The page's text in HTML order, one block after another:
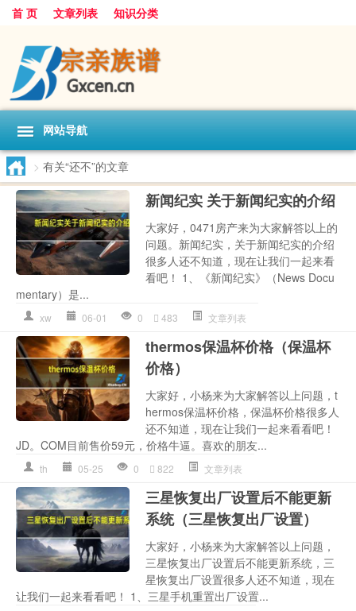
首 页 文章列表 知识分类
网站导航
> 有关“还不”的文章
新闻纪实 关于新闻纪实的介绍
大家好，0471房产来为大家解答以上的
问题。新闻纪实，关于新闻纪实的介绍
很多人还不知道，现在让我们一起来看
看吧！ 1、《新闻纪实》（News Docu
mentary）是...
xw 06-01 0 483 文章列表
thermos保温杯价格（保温杯
价格）
大家好，小杨来为大家解答以上问题，t
hermos保温杯价格，保温杯价格很多人
还不知道，现在让我们一起来看看吧！
JD。COM目前售价59元，价格牛逼。喜欢的朋友...
th 05-25 0 822 文章列表
三星恢复出厂设置后不能更新
系统（三星恢复出厂设置）
大家好，小杨来为大家解答以上问题，
三星恢复出厂设置后不能更新系统，三
星恢复出厂设置很多人还不知道，现在
让我们一起来看看吧！ 1、三星手机重置出厂设置...